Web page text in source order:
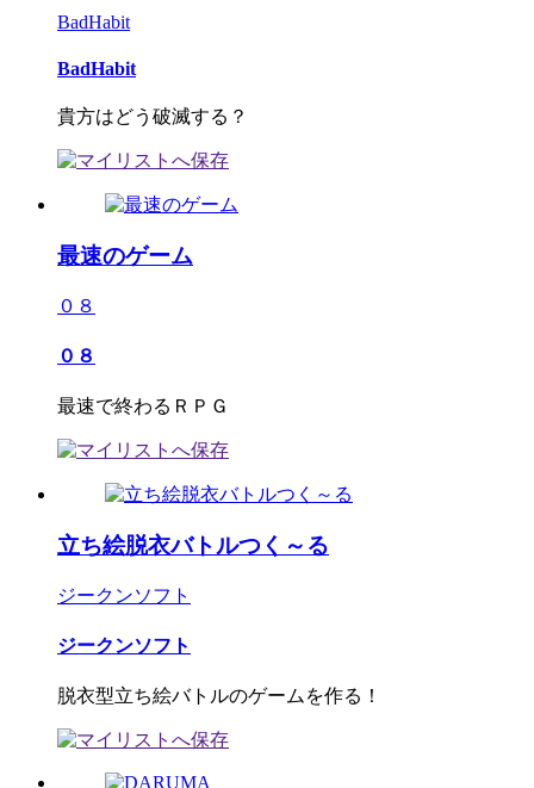
BadHabit
BadHabit
貴方はどう破滅する？
最速のゲーム
０８
０８
最速で終わるＲＰＧ
立ち絵脱衣バトルつく～る
ジークンソフト
ジークンソフト
脱衣型立ち絵バトルのゲームを作る！